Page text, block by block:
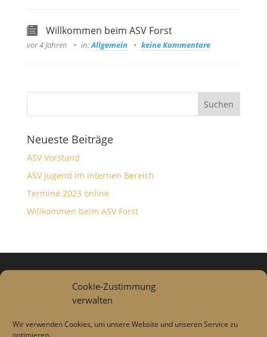
Cookie-Zustimmung
verwalten
Wir verwenden Cookies, um unsere Website und unseren Service zu
optimieren.
Willkommen beim ASV Forst
vor 4 Jahren in:Allgemein keine Kommentare
Neueste Beiträge
ASV Vorstand
ASV Jugend im internen Bereich
Termine 2023 online
Willkommen beim ASV Forst
Datenschutzerklärung
Impressum